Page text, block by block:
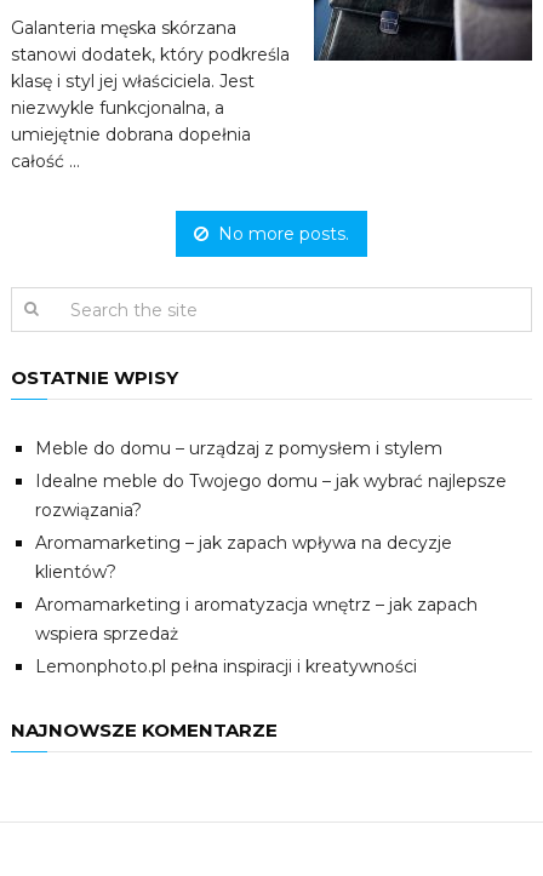
Galanteria męska skórzana
stanowi dodatek, który podkreśla
klasę i styl jej właściciela. Jest
niezwykle funkcjonalna, a
umiejętnie dobrana dopełnia
całość …
No more posts.
OSTATNIE WPISY
Meble do domu – urządzaj z pomysłem i stylem
Idealne meble do Twojego domu – jak wybrać najlepsze
rozwiązania?
Aromamarketing – jak zapach wpływa na decyzje
klientów?
Aromamarketing i aromatyzacja wnętrz – jak zapach
wspiera sprzedaż
Lemonphoto.pl pełna inspiracji i kreatywności
NAJNOWSZE KOMENTARZE